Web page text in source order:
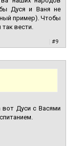
Дуся и Ваня не
пример). Чтобы
вести.
#9
вот Дуси с Васями